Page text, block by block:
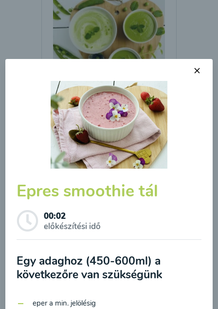
Borsóleves mentával
00:20 Megtekintése
Epres smoothie tál
00:02
előkészítési idő
Egy adaghoz (450-600ml) a
következőre van szükségünk
eper a min. jelölésig
Feliratkozás a hírlevélre
A hírlevélre való feliratkozásom elküldésével